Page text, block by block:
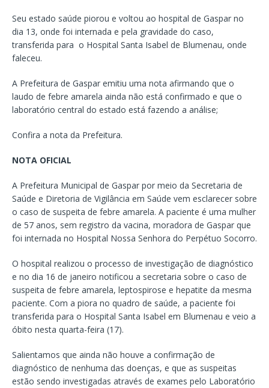
Seu estado saúde piorou e voltou ao hospital de Gaspar no
dia 13, onde foi internada e pela gravidade do caso,
transferida para o Hospital Santa Isabel de Blumenau, onde
faleceu.
A Prefeitura de Gaspar emitiu uma nota afirmando que o
laudo de febre amarela ainda não está confirmado e que o
laboratório central do estado está fazendo a análise;
Confira a nota da Prefeitura.
NOTA OFICIAL
A Prefeitura Municipal de Gaspar por meio da Secretaria de
Saúde e Diretoria de Vigilância em Saúde vem esclarecer sobre
o caso de suspeita de febre amarela. A paciente é uma mulher
de 57 anos, sem registro da vacina, moradora de Gaspar que
foi internada no Hospital Nossa Senhora do Perpétuo Socorro.
O hospital realizou o processo de investigação de diagnóstico
e no dia 16 de janeiro notificou a secretaria sobre o caso de
suspeita de febre amarela, leptospirose e hepatite da mesma
paciente. Com a piora no quadro de saúde, a paciente foi
transferida para o Hospital Santa Isabel em Blumenau e veio a
óbito nesta quarta-feira (17).
Salientamos que ainda não houve a confirmação de
diagnóstico de nenhuma das doenças, e que as suspeitas
estão sendo investigadas através de exames pelo Laboratório